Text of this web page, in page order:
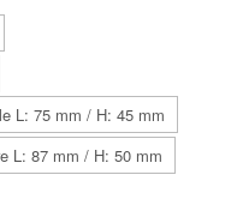
L: 75 mm / H: 45 mm
L: 87 mm / H: 50 mm